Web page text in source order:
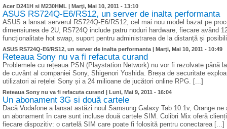
Acer D241H si M230HML | Marţi, Mai 10, 2011 - 13:10
ASUS RS724Q-E6/RS12, un server de inalta performanta
ASUS a lansat serverul RS724Q-E6/RS12, cel mai nou model bazat pe
dimensiunea de 2U, RS724Q include patru noduri hardware, fiecare având
funcționalitate hot swap, suport pentru administrarea de la distanță și
ASUS RS724Q-E6/RS12, un server de inalta performanta | Marţi, Mai 10, 2011 - 10:49
Reteaua Sony nu va fi refacuta curand
Problemele cu rețeaua PSN (Playstation Network) nu vor fi rezolvate până
de cuvânt al companiei Sony, Shigenori Yoshida. Breșa de securitate
utilizatori ai rețelei Sony și a 24 milioane de jucători online RPG. [...]
Reteaua Sony nu va fi refacuta curand | Luni, Mai 9, 2011 - 16:04
Un abonament 3G si două cartele
Dacă Vodafone a lansat astăzi noul Samsung Galaxy Tab 10.1v, Orange
un abonament în care sunt incluse două cartele SIM. Colibri Mix oferă
fiecare dispozitiv: o cartelă SIM care poate fi folosită pentru conectarea [...]